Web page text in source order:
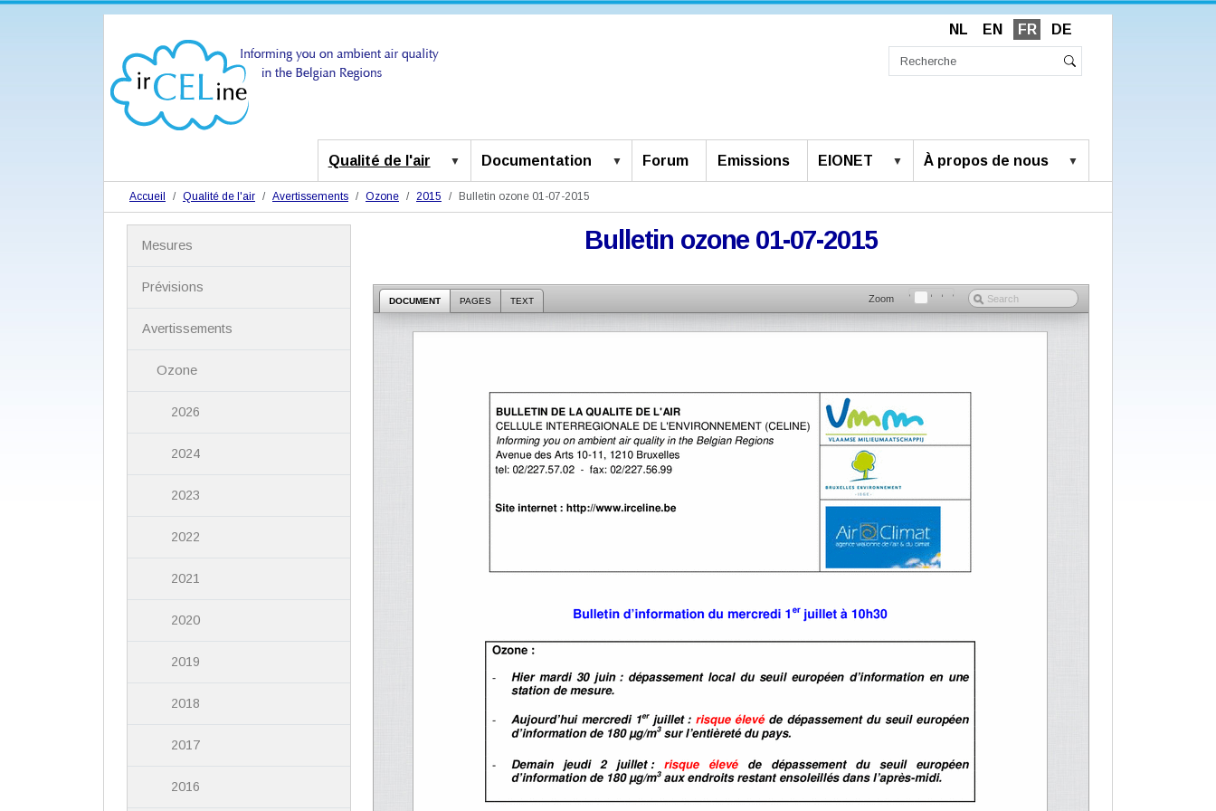
NL EN FR DE
Qualité de l'air Documentation Forum Emissions EIONET À propos de nous
Accueil Qualité de l'air Avertissements Ozone 2015 Bulletin ozone 01-07-2015
Bulletin ozone 01-07-2015
DOCUMENT PAGES TEXT Zoom
Mesures
Prévisions
Avertissements
Ozone
2026
2024
2023
2022
2021
2020
2019
2018
2017
2016